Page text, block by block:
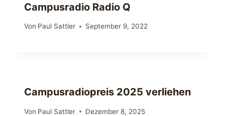
Campusradio Radio Q
Von Paul Sattler September 9, 2022
Campusradiopreis 2025 verliehen
Von Paul Sattler Dezember 8, 2025